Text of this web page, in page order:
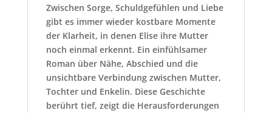
Zwischen Sorge, Schuldgefühlen und Liebe
gibt es immer wieder kostbare Momente
der Klarheit, in denen Elise ihre Mutter
noch einmal erkennt. Ein einfühlsamer
Roman über Nähe, Abschied und die
unsichtbare Verbindung zwischen Mutter,
Tochter und Enkelin. Diese Geschichte
berührt tief, zeigt die Herausforderungen